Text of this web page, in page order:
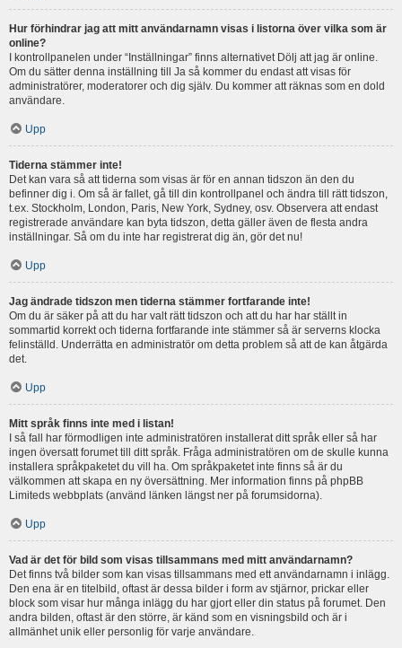
Hur förhindrar jag att mitt användarnamn visas i listorna över vilka som är
online?
I kontrollpanelen under “Inställningar” finns alternativet Dölj att jag är online.
Om du sätter denna inställning till Ja så kommer du endast att visas för
administratörer, moderatorer och dig själv. Du kommer att räknas som en dold
användare.
Upp
Tiderna stämmer inte!
Det kan vara så att tiderna som visas är för en annan tidszon än den du
befinner dig i. Om så är fallet, gå till din kontrollpanel och ändra till rätt tidszon,
t.ex. Stockholm, London, Paris, New York, Sydney, osv. Observera att endast
registrerade användare kan byta tidszon, detta gäller även de flesta andra
inställningar. Så om du inte har registrerat dig än, gör det nu!
Upp
Jag ändrade tidszon men tiderna stämmer fortfarande inte!
Om du är säker på att du har valt rätt tidszon och att du har har ställt in
sommartid korrekt och tiderna fortfarande inte stämmer så är serverns klocka
felinställd. Underrätta en administratör om detta problem så att de kan åtgärda
det.
Upp
Mitt språk finns inte med i listan!
I så fall har förmodligen inte administratören installerat ditt språk eller så har
ingen översatt forumet till ditt språk. Fråga administratören om de skulle kunna
installera språkpaketet du vill ha. Om språkpaketet inte finns så är du
välkommen att skapa en ny översättning. Mer information finns på phpBB
Limiteds webbplats (använd länken längst ner på forumsidorna).
Upp
Vad är det för bild som visas tillsammans med mitt användarnamn?
Det finns två bilder som kan visas tillsammans med ett användarnamn i inlägg.
Den ena är en titelbild, oftast är dessa bilder i form av stjärnor, prickar eller
block som visar hur många inlägg du har gjort eller din status på forumet. Den
andra bilden, oftast är den större, är känd som en visningsbild och är i
allmänhet unik eller personlig för varje användare.